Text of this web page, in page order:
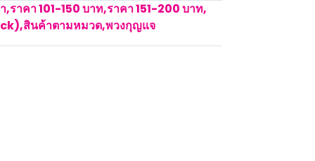
,ราคา 101-150 บาท,ราคา 151-200 บาท,
,สินค้าตามหมวด,พวงกุญแจ